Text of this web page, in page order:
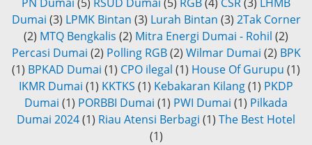
Dumai (3) LPMK Bintan (3) Lurah Bintan (3) 2Tak Corner
(2) MTQ Bengkalis (2) Mitra Energi Dumai - Rohil (2)
Percasi Dumai (2) Polling RGB (2) Wilmar Dumai (2) BPK
(1) BPKAD Dumai (1) CPO ilegal (1) House Of Gurupu (1)
IKMR Dumai (1) KKTKS (1) Kebakaran Kilang(1) PKDP
Dumai (1) PORBBI Dumai (1) PWI Dumai (1) Pilkada
Dumai 2024(1) Riau Atensi Berbagi (1) The Best Hotel
(1)